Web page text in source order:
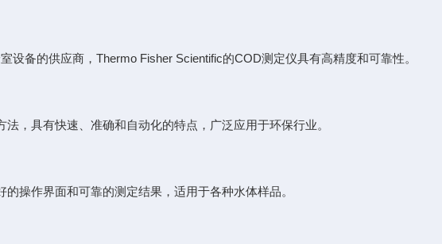
设备的供应商，Thermo Fisher Scientific的COD测定仪具有高精度和可靠性。
，具有快速、准确和自动化的特点，广泛应用于环保行业。
操作界面和可靠的测定结果，适用于各种水体样品。